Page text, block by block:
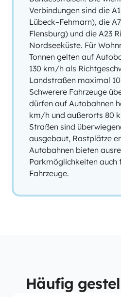
Verbindungen sind die
Lübeck–Fehmarn), die
Flensburg) und die A23
Nordseeküste. Für
Tonnen gelten auf
130 km/h als
Landstraßen maximal
Schwerere Fahrzeuge
dürfen auf Autobahnen
km/h und außerorts 80
Straßen sind
ausgebaut, Rastplätze
Autobahnen bieten
Parkmöglichkeiten auch
Fahrzeuge.
Häufig